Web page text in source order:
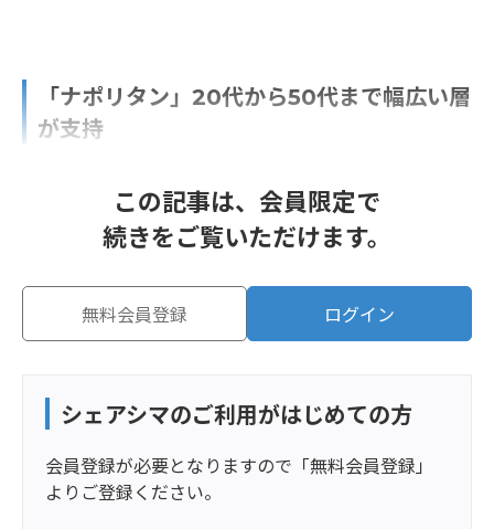
「ナポリタン」20代から50代まで幅広い層
が支持
この記事は、会員限定で
続きをご覧いただけます。
無料会員登録 ログイン
シェアシマのご利用がはじめての方
会員登録が必要となりますので「無料会員登録」
よりご登録ください。